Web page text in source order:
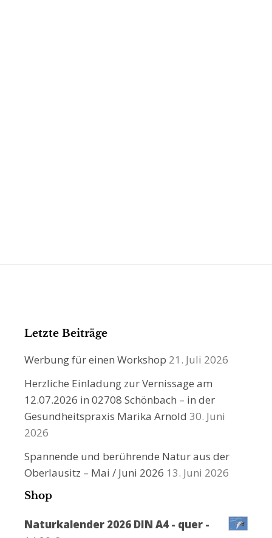
Letzte Beiträge
Werbung für einen Workshop 21. Juli 2026
Herzliche Einladung zur Vernissage am
12.07.2026 in 02708 Schönbach – in der
Gesundheitspraxis Marika Arnold 30. Juni
2026
Spannende und berührende Natur aus der
Oberlausitz – Mai / Juni 2026 13. Juni 2026
Shop
Naturkalender 2026 DIN A4 - quer -